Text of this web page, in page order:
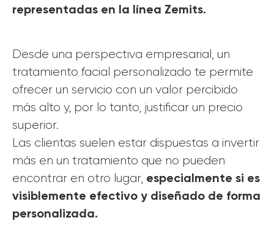
representadas en la línea Zemits.
Desde una perspectiva empresarial, un
tratamiento facial personalizado te permite
ofrecer un servicio con un valor percibido
más alto y, por lo tanto, justificar un precio
superior.
Las clientas suelen estar dispuestas a invertir
más en un tratamiento que no pueden
encontrar en otro lugar, especialmente si es
visiblemente efectivo y diseñado de forma
personalizada.